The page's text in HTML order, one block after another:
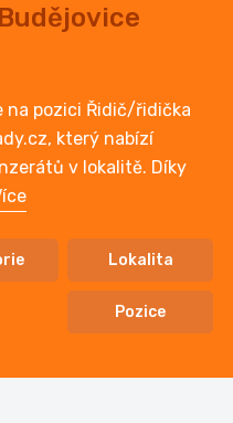
na pozici Řidič/řidička
který nabízí
v lokalitě. Díky
Lokalita
Pozice